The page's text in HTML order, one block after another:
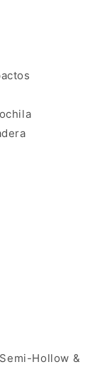
Hollow &